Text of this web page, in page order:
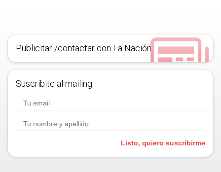
Publicitar /contactar con La Nación
Suscribite al mailing.
Listo, quiero suscribirme